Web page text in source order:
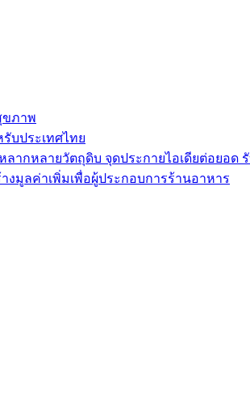
ขภาพ
รับประเทศไทย
ากหลายวัตถุดิบ จุดประกายไอเดียต่อยอด
งมูลค่าเพิ่มเพื่อผู้ประกอบการร้านอาหาร